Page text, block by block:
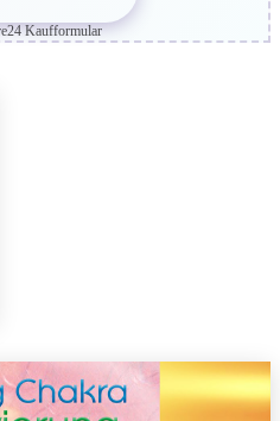
Kaufformular